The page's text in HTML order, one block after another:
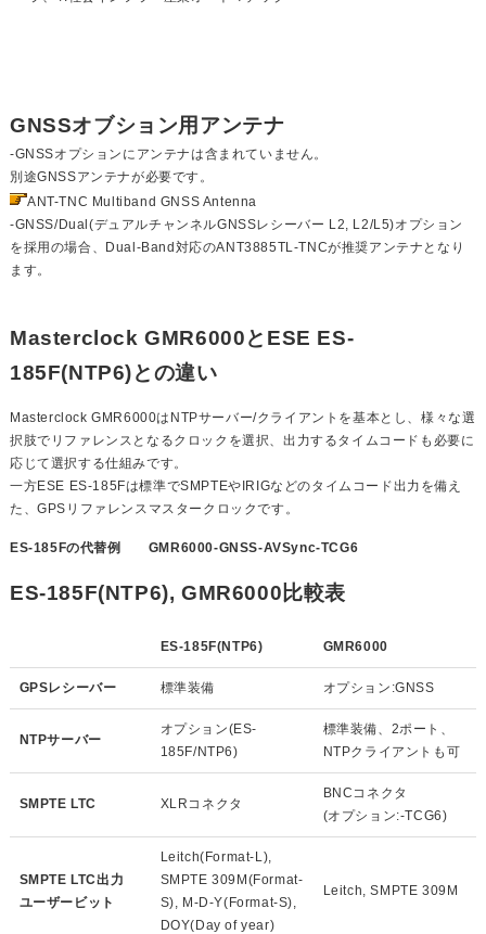
GNSSオブション用アンテナ
-GNSSオプションにアンテナは含まれていません。
別途GNSSアンテナが必要です。
ANT-TNC Multiband GNSS Antenna
-GNSS/Dual(デュアルチャンネルGNSSレシーバー L2, L2/L5)オプション
を採用の場合、Dual-Band対応のANT3885TL-TNCが推奨アンテナとなり
ます。
Masterclock GMR6000とESE ES-
185F(NTP6)との違い
Masterclock GMR6000はNTPサーバー/クライアントを基本とし、様々な選
択肢でリファレンスとなるクロックを選択、出力するタイムコードも必要に
応じて選択する仕組みです。
一方ESE ES-185Fは標準でSMPTEやIRIGなどのタイムコード出力を備え
た、GPSリファレンスマスタークロックです。
ES-185Fの代替例 GMR6000-GNSS-AVSync-TCG6
ES-185F(NTP6), GMR6000比較表
ES-185F(NTP6) GMR6000
GPSレシーバー 標準装備 オプション:GNSS
NTPサーバー
オプション(ES-
185F/NTP6)
標準装備、2ポート、
NTPクライアントも可
SMPTE LTC XLRコネクタ
BNCコネクタ
(オプション:-TCG6)
SMPTE LTC出力
ユーザービット
Leitch(Format-L),
SMPTE 309M(Format-
S), M-D-Y(Format-S),
DOY(Day of year)
Leitch, SMPTE 309M